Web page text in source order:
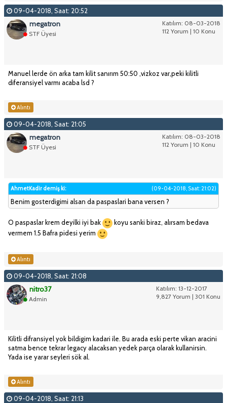
09-04-2018, Saat: 20:52
Katılım: 08-03-2018
112 Yorum | 10 Konu
megatron
STF Üyesi
Manuel lerde ön arka tam kilit sanırım 50:50 ,vizkoz var,peki kilitli
diferansiyel varmı acaba lsd ?
Alıntı
09-04-2018, Saat: 21:05
Katılım: 08-03-2018
112 Yorum | 10 Konu
megatron
STF Üyesi
(09-04-2018, Saat: 21:02)
AhmetKadir demiş ki:
Benim gosterdigimi alsan da paspaslari bana versen ?
O paspaslar krem deyilki iyi bak
koyu sanki biraz, alırsam bedava
vermem 1.5 Bafra pidesi yerim
Alıntı
09-04-2018, Saat: 21:08
Katılım: 13-12-2017
9,827 Yorum | 301 Konu
nitro37
Admin
Kilitli difransiyel yok bildigim kadari ile. Bu arada eski perte vikan aracini
satma bence tekrar legacy alacaksan yedek parça olarak kullanirsin.
Yada ise yarar seyleri sök al.
Alıntı
09-04-2018, Saat: 21:13